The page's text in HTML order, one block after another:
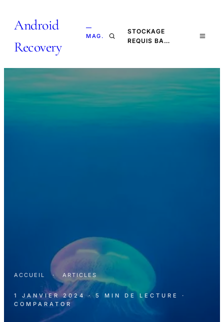
Android
Recovery
—
MAG.
STOCKAGE
REQUIS BA…
ACCUEIL · ARTICLES
1 JANVIER 2024 · 5 MIN DE LECTURE
·
COMPARATOR